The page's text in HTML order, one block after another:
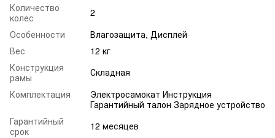
Количество
колес
2
Особенности
Влагозащита, Дисплей
Вес
12 кг
Конструкция
рамы
Складная
Комплектация
Электросамокат Инструкция
Гарантийный талон Зарядное устройство
Гарантийный
срок
12 месяцев